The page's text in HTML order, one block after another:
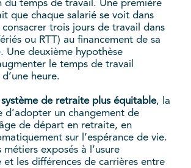
du temps de travail. Une première
que chaque salarié se voit dans
consacrer trois jours de travail dans
ou RTT) au financement de sa
Une deuxième hypothèse
le temps de travail
heure.
de retraite plus équitable, la
d’adopter un changement de
de départ en retraite, en
sur l’espérance de vie.
métiers exposés à l’usure
et les différences de carrières entre